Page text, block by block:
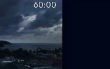
60:00